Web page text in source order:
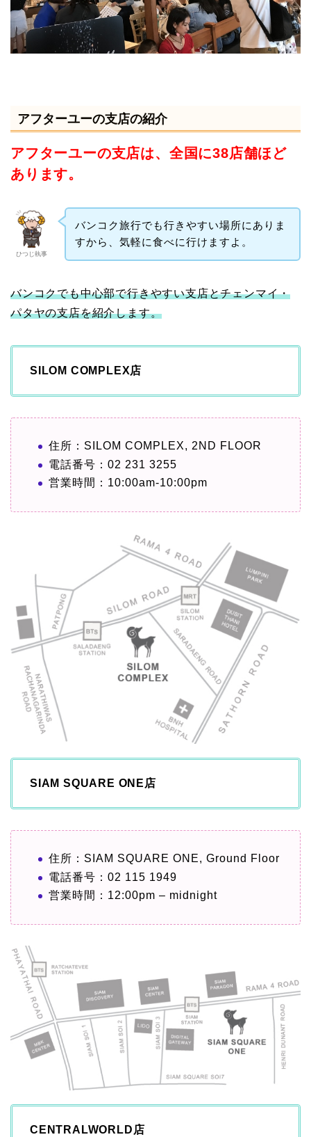
アフターユーの支店の紹介
アフターユーの支店は、 全国に38店舗ほど
あります。
ひつじ執事
バンコク旅行でも行きやすい場所にありま
すから、気軽に食べに行けますよ。
バンコクでも中心部で行きやすい支店とチェンマイ・
パタヤの支店を紹介します。
SILOM COMPLEX店
住所：SILOM COMPLEX, 2ND FLOOR
電話番号：02 231 3255
営業時間：10:00am-10:00pm
SIAM SQUARE ONE店
住所：SIAM SQUARE ONE, Ground Floor
電話番号：02 115 1949
営業時間：12:00pm – midnight
CENTRALWORLD店